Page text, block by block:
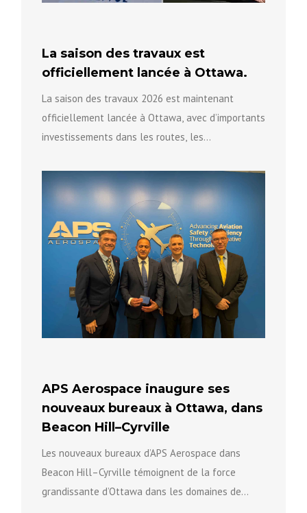
La saison des travaux est
officiellement lancée à Ottawa.
La saison des travaux 2026 est maintenant
officiellement lancée à Ottawa, avec d’importants
investissements dans les routes, les
de...
APS Aerospace inaugure ses
nouveaux bureaux à Ottawa, dans
Beacon Hill–Cyrville
Les nouveaux bureaux d’APS Aerospace dans
Beacon Hill–Cyrville témoignent de la force
grandissante d’Ottawa dans les domaines de